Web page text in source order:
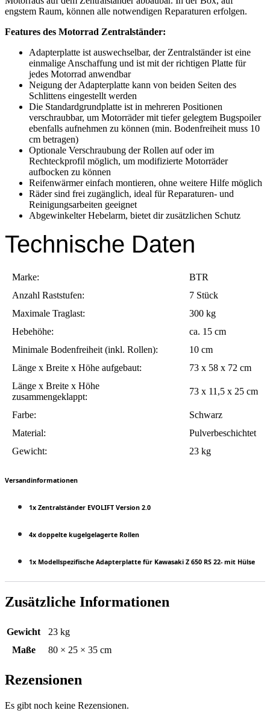
engstem Raum, können alle notwendigen Reparaturen erfolgen.
Features des Motorrad Zentralständer:
Adapterplatte ist auswechselbar, der Zentralständer ist eine
einmalige Anschaffung und ist mit der richtigen Platte für
jedes Motorrad anwendbar
Neigung der Adapterplatte kann von beiden Seiten des
Schlittens eingestellt werden
Die Standardgrundplatte ist in mehreren Positionen
verschraubbar, um Motorräder mit tiefer gelegtem Bugspoiler
ebenfalls aufnehmen zu können (min. Bodenfreiheit muss 10
cm betragen)
Optionale Verschraubung der Rollen auf oder im
Rechteckprofil möglich, um modifizierte Motorräder
aufbocken zu können
Reifenwärmer einfach montieren, ohne weitere Hilfe möglich
Räder sind frei zugänglich, ideal für Reparaturen- und
Reinigungsarbeiten geeignet
Abgewinkelter Hebelarm, bietet dir zusätzlichen Schutz
Technische Daten
Marke:
BTR
Anzahl Raststufen:
7 Stück
Maximale Traglast:
300 kg
Hebehöhe:
ca. 15 cm
Minimale Bodenfreiheit (inkl. Rollen):
10 cm
Länge x Breite x Höhe aufgebaut:
73 x 58 x 72 cm
Länge x Breite x Höhe
zusammengeklappt:
73 x 11,5 x 25 cm
Farbe:
Schwarz
Material:
Pulverbeschichtet
Gewicht:
23 kg
Versandinformationen
1x Zentralständer EVOLIFT Version 2.0
4x doppelte kugelgelagerte Rollen
1x Modellspezifische Adapterplatte für Kawasaki Z 650 RS 22- mit Hülse
Zusätzliche Informationen
Gewicht
23 kg
Maße
80 × 25 × 35 cm
Rezensionen
Es gibt noch keine Rezensionen.